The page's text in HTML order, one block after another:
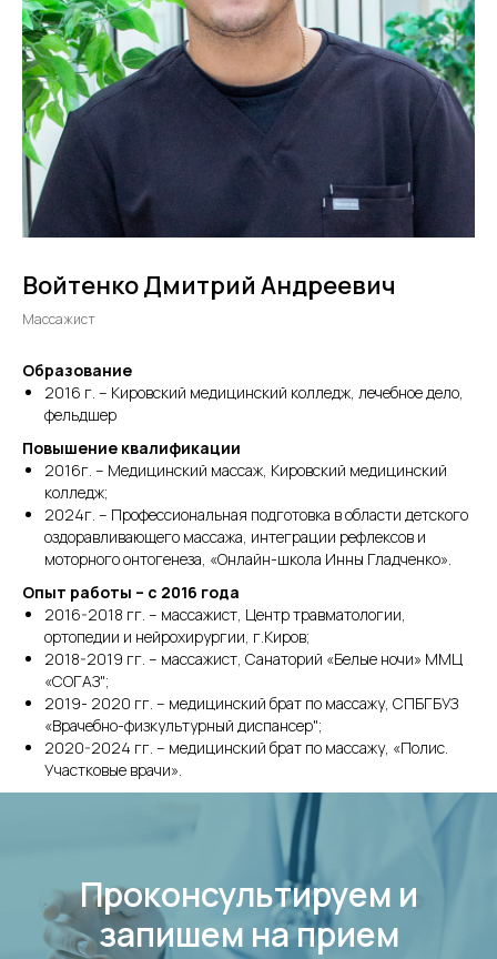
Войтенко Дмитрий Андреевич
Массажист
Образование
2016 г. – Кировский медицинский колледж, лечебное дело,
фельдшер
Повышение квалификации
2016г. – Медицинский массаж, Кировский медицинский
колледж;
2024г. – Профессиональная подготовка в области детского
оздоравливающего массажа, интеграции рефлексов и
моторного онтогенеза, «Онлайн-школа Инны Гладченко».
Опыт работы – с 2016 года
2016-2018 гг. – массажист, Центр травматологии,
ортопедии и нейрохирургии, г.Киров;
2018-2019 гг. – массажист, Санаторий «Белые ночи» ММЦ
«СОГАЗ";
2019- 2020 гг. – медицинский брат по массажу, СПБГБУЗ
«Врачебно-физкультурный диспансер";
2020-2024 гг. – медицинский брат по массажу, «Полис.
Участковые врачи».
Проконсультируем и
запишем на прием